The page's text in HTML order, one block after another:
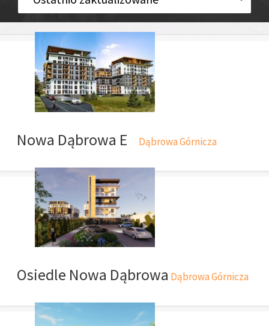
Nowa Dąbrowa E Dąbrowa Górnicza
Osiedle Nowa Dąbrowa Dąbrowa Górnicza